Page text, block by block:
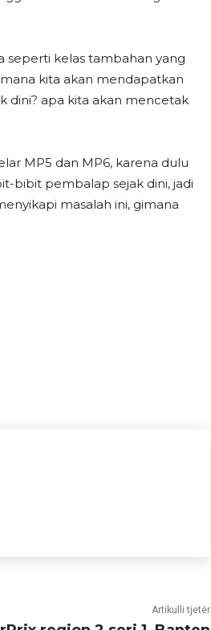
seperti kelas tambahan yang
kita akan mendapatkan
dini? apa kita akan mencetak
MP5 dan MP6, karena dulu
bibit pembalap sejak dini, jadi
masalah ini, gimana
Artikulli tjetër